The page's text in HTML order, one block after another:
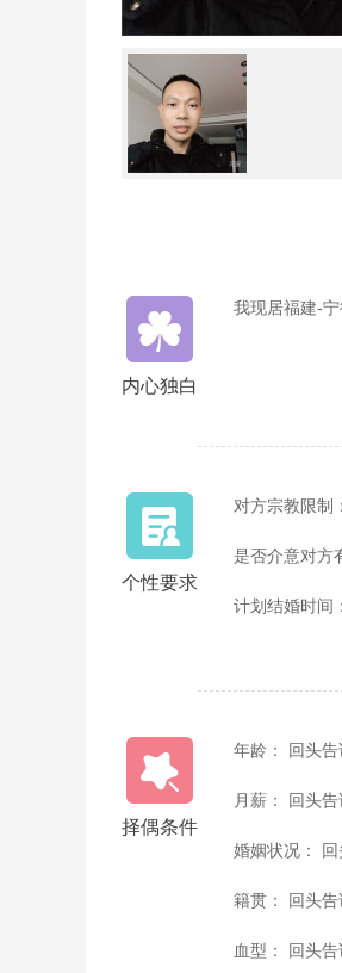
内心独白
我现居福建-
个性要求
对方宗教限制
是否介意对方
计划结婚时间
择偶条件
年龄： 回头告
月薪： 回头
婚姻状况：
籍贯： 回头告
血型： 回头